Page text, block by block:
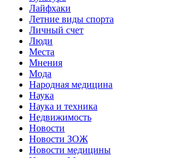
Лайфхаки
Летние виды спорта
Личный счет
Люди
Места
Мнения
Мода
Народная медицина
Наука
Наука и техника
Недвижимость
Новости
Новости ЗОЖ
Новости медицины